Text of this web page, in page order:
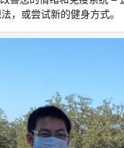
，或尝试新的健身方式。